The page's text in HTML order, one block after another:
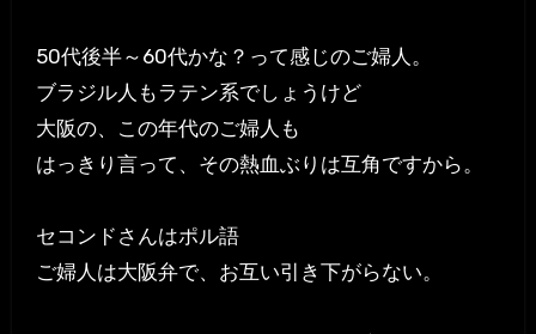
50代後半～60代かな？って感じのご婦人。
ブラジル人もラテン系でしょうけど
大阪の、この年代のご婦人も
はっきり言って、その熱血ぶりは互角ですから。
セコンドさんはポル語
ご婦人は大阪弁で、お互い引き下がらない。